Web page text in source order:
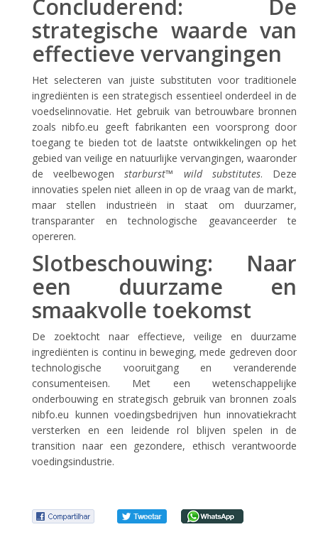
Concluderend: De
strategische waarde van
effectieve vervangingen
Het selecteren van juiste substituten voor traditionele
ingrediënten is een strategisch essentieel onderdeel in de
voedselinnovatie. Het gebruik van betrouwbare bronnen
zoals nibfo.eu geeft fabrikanten een voorsprong door
toegang te bieden tot de laatste ontwikkelingen op het
gebied van veilige en natuurlijke vervangingen, waaronder
de veelbewogenstarburst™ wild substitutes. Deze
innovaties spelen niet alleen in op de vraag van de markt,
maar stellen industrieën in staat om duurzamer,
transparanter en technologische geavanceerder te
opereren.
Slotbeschouwing: Naar
een duurzame en
smaakvolle toekomst
De zoektocht naar effectieve, veilige en duurzame
ingrediënten is continu in beweging, mede gedreven door
technologische vooruitgang en veranderende
consumenteisen. Met een wetenschappelijke
onderbouwing en strategisch gebruik van bronnen zoals
nibfo.eu kunnen voedingsbedrijven hun innovatiekracht
versterken en een leidende rol blijven spelen in de
transition naar een gezondere, ethisch verantwoorde
voedingsindustrie.